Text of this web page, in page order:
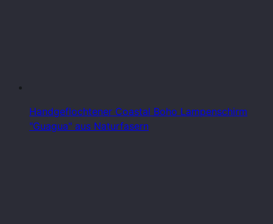
Handgeflochtener Coastal Boho Lampenschirm
"Guagua" aus Naturfasern